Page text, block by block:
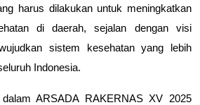
harus dilakukan untuk meningkatkan
di daerah, sejalan dengan visi
sistem kesehatan yang lebih
Indonesia.
ARSADA RAKERNAS XV 2025